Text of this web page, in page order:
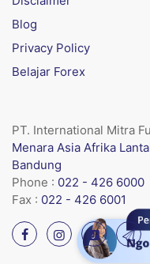
Blog
Privacy Policy
Belajar Forex
PT. International Mitra
Menara Asia Afrika
Bandung
Phone : 022 - 426 6000
Fax : 022 - 426 6001